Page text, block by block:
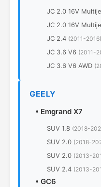
JC 2.0 16V
JC 2.0 16V
JC 2.4 (2011-2016)
JC 3.6 V6 (2011-
JC 3.6 V6 AWD
GEELY
• Emgrand X7
SUV 1.8 (2018-
SUV 2.0 (2018-
SUV 2.0 (2013-
SUV 2.4 (2013-
• GC6